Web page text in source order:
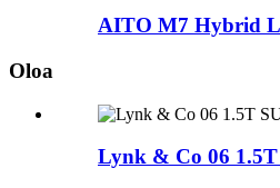
AITO M7 Hybrid
Oloa
Lynk & Co 06